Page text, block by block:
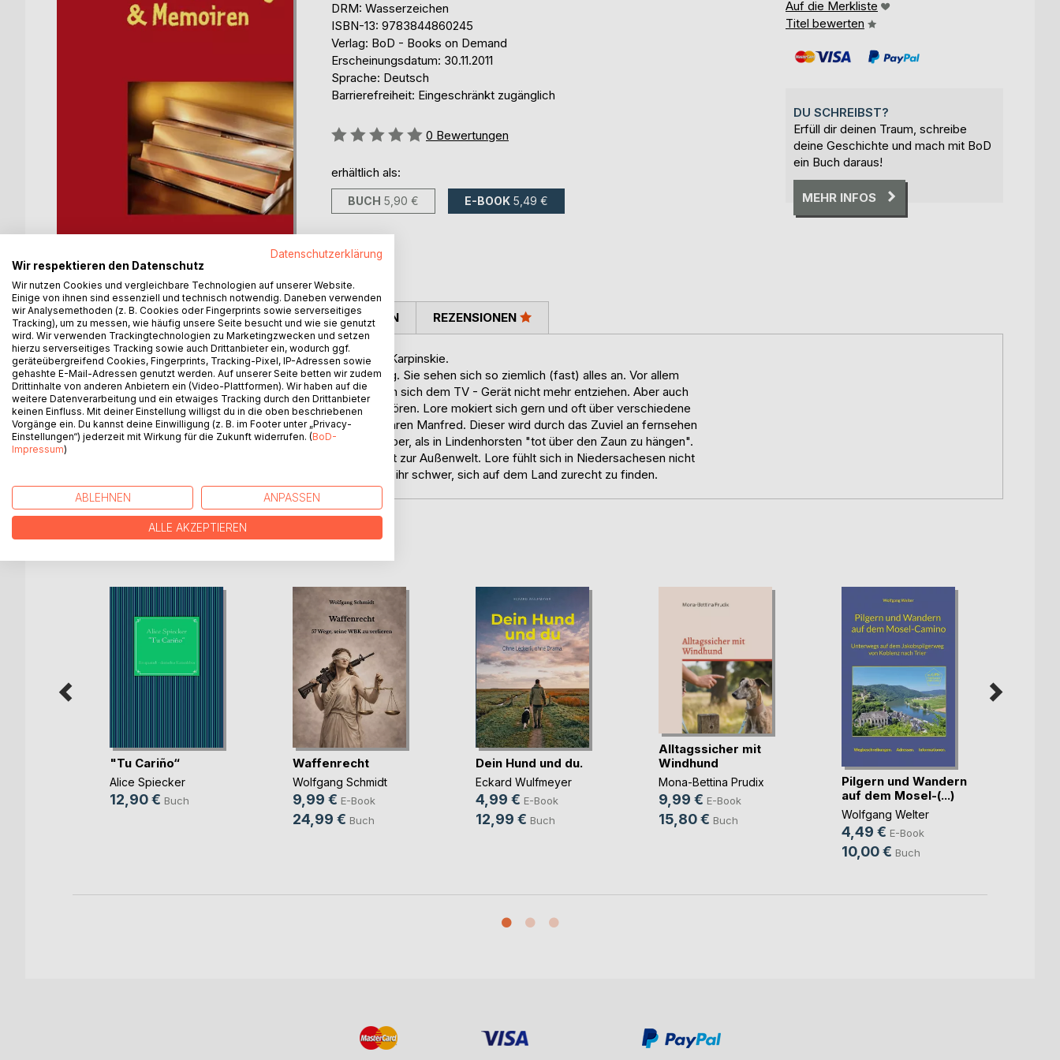
DRM: Wasserzeichen
ISBN-13: 9783844860245
Verlag: BoD - Books on Demand
Erscheinungsdatum: 30.11.2011
Sprache: Deutsch
Barrierefreiheit: Eingeschränkt zugänglich
Bewertung::
0 Bewertungen
erhältlich als:
BUCH 5,90 € E-BOOK 5,49 €
Auf die Merkliste
Titel bewerten
DU SCHREIBST?
Erfüll dir deinen Traum, schreibe
deine Geschichte und mach mit BoD
ein Buch daraus!
MEHR INFOS
BESCHREIBUNG
19 heitere Episoden aus dem Tv - und Ehealltag der Lore Karpinskie.
Lore Karpinskie und ihr Mann Manfred sind fernsehsüchtig. Sie sehen sich so ziemlich (fast) alles an. Vor allem
Lore, die als Hausfrau über viel Tagesfreizeit verfügt, kann sich dem TV - Gerät nicht mehr entziehen. Aber auch
kritsche Töne sind hier und da von Lore und Manfred zu hören. Lore mokiert sich gern und oft über verschiedene
Sendungen und Sendeanstalten, und natürlich auch über ihren Manfred. Dieser wird durch das Zuviel an fernsehen
immer wieder zu Streichen animiert. Aber alles ist Lore lieber, als in Lindenhorsten "tot über den Zaun zu hängen".
Für Lore ist das TV - Gerät der einzige beständige Kontakt zur Außenwelt. Lore fühlt sich in Niedersachesen nicht
wohl, denn als Städter und typischer Ruhrgebietler fällt es ihr schwer, sich auf dem Land zurecht zu finden.
AUTOR/IN PRESSESTIMMEN REZENSIONEN
WEITERE TITEL BEIBoD
"Tu Cariño“
Alice Spiecker
12,90 € Buch
Waffenrecht
Wolfgang Schmidt
9,99 € E-Book
24,99 € Buch
Dein Hund und du.
Eckard Wulfmeyer
4,99 € E-Book
12,99 € Buch
Alltagssicher mit
Windhund
Mona-Bettina Prudix
9,99 € E-Book
15,80 € Buch
Pilgern und Wandern
auf dem Mosel-(...)
Wolfgang Welter
4,49 € E-Book
10,00 € Buch
Datenschutzerklärung
Wir respektieren den Datenschutz
Wir nutzen Cookies und vergleichbare Technologien auf unserer Website.
Einige von ihnen sind essenziell und technisch notwendig. Daneben verwenden
wir Analysemethoden (z. B. Cookies oder Fingerprints sowie serverseitiges
Tracking), um zu messen, wie häufig unsere Seite besucht und wie sie genutzt
wird. Wir verwenden Trackingtechnologien zu Marketingzwecken und setzen
hierzu serverseitiges Tracking sowie auch Drittanbieter ein, wodurch ggf.
geräteübergreifend Cookies, Fingerprints, Tracking-Pixel, IP-Adressen sowie
gehashte E-Mail-Adressen genutzt werden. Auf unserer Seite betten wir zudem
Drittinhalte von anderen Anbietern ein (Video-Plattformen). Wir haben auf die
weitere Datenverarbeitung und ein etwaiges Tracking durch den Drittanbieter
keinen Einfluss. Mit deiner Einstellung willigst du in die oben beschriebenen
Vorgänge ein. Du kannst deine Einwilligung (z. B. im Footer unter „Privacy-
Einstellungen“) jederzeit mit Wirkung für die Zukunft widerrufen. (BoD-
Impressum)
ABLEHNEN ANPASSEN
ALLE AKZEPTIEREN